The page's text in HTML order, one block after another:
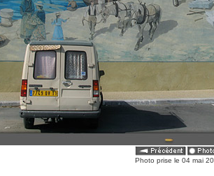
Photo prise le 04 mai